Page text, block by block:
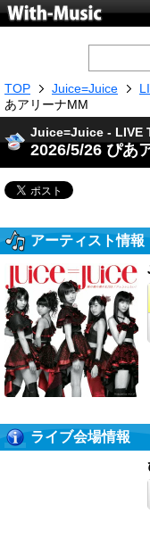
TOP Juice=Juice
あアリーナMM
Juice=Juice - LIVE
2026/5/26 ぴあ
アーティスト情報
ライブ会場情報